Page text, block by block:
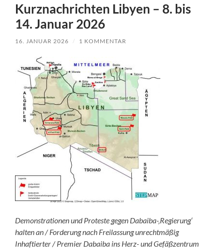
Kurznachrichten Libyen – 8. bis
14. Januar 2026
16. JANUAR 2026 / 1 KOMMENTAR
Demonstrationen und Proteste gegen Dabaiba-‚Regierung‘
halten an / Forderung nach Freilassung unrechtmäßig
Inhaftierter / Premier Dabaiba ins Herz- und Gefäßzentrum